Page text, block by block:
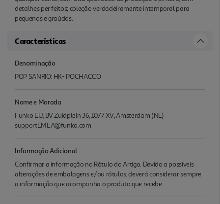
detalhes per feitos; coleção verdadeiramente intemporal para
pequenos e graúdos.
Características
Denominação
POP SANRIO: HK- POCHACCO
Nome e Morada
Funko EU, BV Zuidplein 36, 1077 XV, Amsterdam (NL)
supportEMEA@funko.com
Informação Adicional
Confirmar a informação no Rótulo do Artigo. Devido a possíveis
alterações de embalagens e/ou rótulos, deverá considerar sempre
a informação que acompanha o produto que recebe.